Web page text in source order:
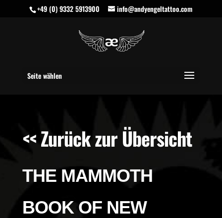
+49 (0) 9332 5913900 info@andyengeltattoo.com
Seite wählen
<< Zurück zur Übersicht
THE MAMMOTH
BOOK OF NEW